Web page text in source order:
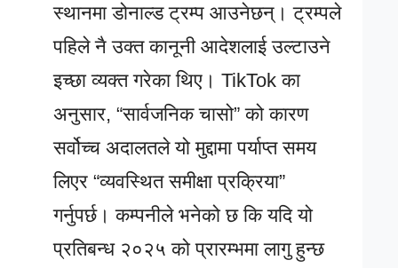
स्थानमा डोनाल्ड ट्रम्प आउनेछन्। ट्रम्पले
पहिले नै उक्त कानूनी आदेशलाई उल्टाउने
इच्छा व्यक्त गरेका थिए। TikTok का
अनुसार, “सार्वजनिक चासो” को कारण
सर्वोच्च अदालतले यो मुद्दामा पर्याप्त समय
लिएर “व्यवस्थित समीक्षा प्रक्रिया”
गर्नुपर्छ। कम्पनीले भनेको छ कि यदि यो
प्रतिबन्ध २०२५ को प्रारम्भमा लागु हुन्छ